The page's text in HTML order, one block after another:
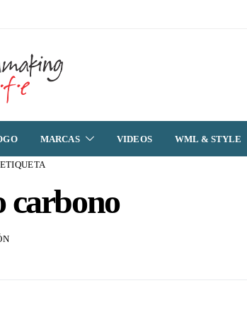
MARCAS VIDEOS WML & STYLE
carbono